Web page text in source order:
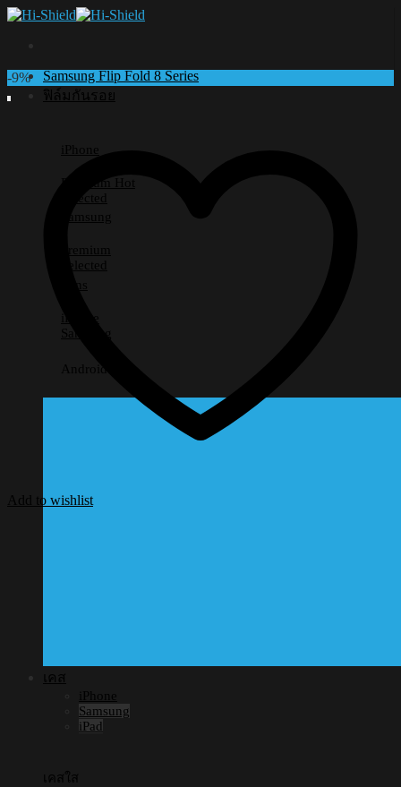
Skip
Samsung Flip Fold 8 Series
ฟิล์มกันรอย
iPhone
Premium
Selected
Samsung
Premium
Selected
Lens
iPhone
Samsung
Android อื่นๆ
เคส
iPhone
Samsung
iPad
เคสใส
-9%
Add to wishlist